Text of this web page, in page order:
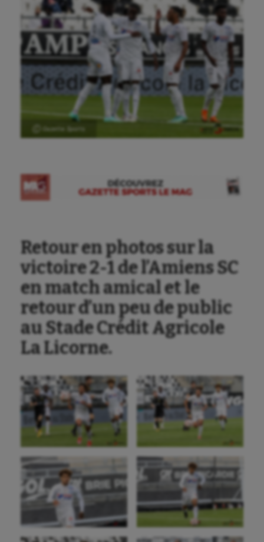
Ⓒ Gazette Sports
Retour en photos sur la
victoire 2-1 de l’Amiens SC
en match amical et le
retour d’un peu de public
au Stade Crédit Agricole
La Licorne.